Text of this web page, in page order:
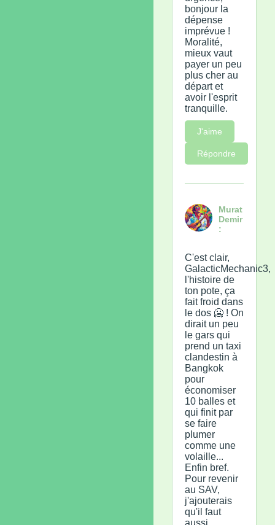
bonjour la
dépense
imprévue !
Moralité,
mieux vaut
payer un peu
plus cher au
départ et
avoir l'esprit
tranquille.
J'aime
Répondre
Murat
Demir
:
C'est clair,
GalacticMechanic3,
l'histoire de
ton pote, ça
fait froid dans
le dos 🥶 ! On
dirait un peu
le gars qui
prend un taxi
clandestin à
Bangkok
pour
économiser
10 balles et
qui finit par
se faire
plumer
comme une
volaille...
Enfin bref.
Pour revenir
au SAV,
j'ajouterais
qu'il faut
aussi